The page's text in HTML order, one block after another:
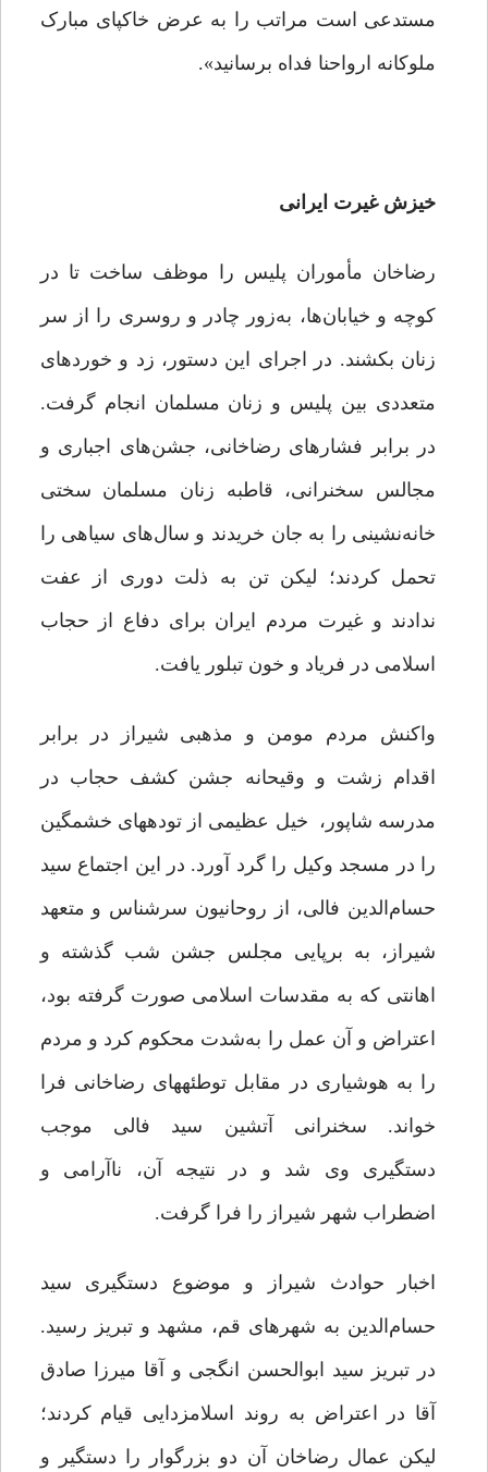
مستدعى است مراتب را به عرض خاکپاى مبارک
ملوکانه ارواحنا فداه برسانید».
خیزش غیرت ایرانی
رضاخان مأموران پلیس را موظف ساخت تا در
کوچه و خیابان‌ها، به‌زور چادر و روسرى را از سر
زنان بکشند. در اجراى این دستور، زد و خوردهاى
متعددى بین پلیس و زنان مسلمان انجام گرفت.
در برابر فشارهای رضاخانی، جشن‌های اجباری و
مجالس سخنرانى، قاطبه زنان مسلمان سختی
خانه‌نشینی را به جان خریدند و سال‌های سیاهی را
تحمل کردند؛‌ لیکن تن به ذلت دوری از عفت
ندادند و غیرت مردم ایران برای دفاع از حجاب
اسلامی در فریاد و خون تبلور یافت.
واکنش مردم مومن و مذهبی شیراز در برابر
اقدام زشت و وقیحانه جشن کشف حجاب در
مدرسه شاپور، خیل عظیمى از توده‏هاى خشمگین
را در مسجد وکیل را گرد آورد. در این اجتماع سید
حسام‌الدین فالى، از روحانیون سرشناس و متعهد
شیراز، به برپایى مجلس جشن شب گذشته و
اهانتى که به مقدسات اسلامى صورت گرفته بود،
اعتراض و آن عمل را به‌شدت محکوم کرد و مردم
را به هوشیارى در مقابل توطئه‏هاى رضاخانى فرا
خواند. سخنرانى آتشین سید فالى موجب
دستگیرى وى شد و در نتیجه آن، ناآرامى و
اضطراب شهر شیراز را فرا گرفت.
اخبار حوادث شیراز و موضوع دستگیرى سید
حسام‌الدین به شهرهاى قم، مشهد و تبریز رسید.
در تبریز سید ابوالحسن انگجى و آقا میرزا صادق
آقا در اعتراض به روند اسلام‏زدایى قیام ‏کردند؛
لیکن عمال رضاخان آن دو بزرگوار را دستگیر و